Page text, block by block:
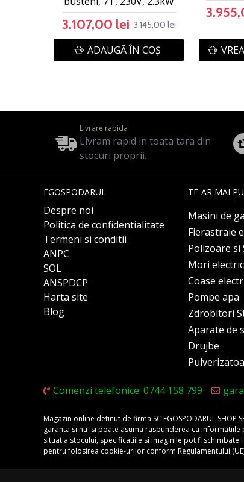
3.107,00 lei 3.145,00 lei
ADAUGĂ ÎN COŞ
Livrare rapida
Livram rapid in toata tara din
stocuri proprii.
EGOSPODARUL
Despre noi
Politica de confidentialitate
Termeni si conditii
ANPC
SOL
ANSPDCP
Harta site
Blog
TE-AR MAI
Masini de
Fierastraie
Polizoare
Mori
Coase
Pompe apa
Zdrobitori
Aparate de
Drujbe
Comenzi telefonice: 0744 158 799
Magazin online detinut de firma SC EGOSPODARUL
garanta si nu isi poate asuma raspunderea ca
situatia stocului, specificatiile si imaginile pot fi
pentru folosirea cookie-urilor conform Regulamentului